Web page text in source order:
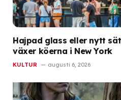
Hajpad glass eller nytt
växer köerna i New York
KULTUR augusti 6, 2026